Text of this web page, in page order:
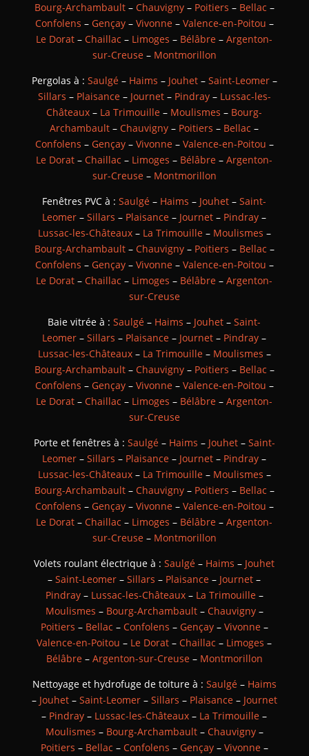
Bourg-Archambault– Chauvigny– Poitiers – Bellac –
Confolens – Gençay– Vivonne– Valence-en-Poitou –
Le Dorat –Chaillac – Limoges – Bélâbre –Argenton-
sur-Creuse– Montmorillon
Pergolas à : Saulgé– Haims – Jouhet– Saint-Leomer–
Sillars – Plaisance– Journet– Pindray– Lussac-les-
Châteaux – La Trimouille – Moulismes – Bourg-
Archambault –Chauvigny – Poitiers – Bellac –
Confolens – Gençay– Vivonne– Valence-en-Poitou –
Le Dorat –Chaillac – Limoges – Bélâbre –Argenton-
sur-Creuse– Montmorillon
Fenêtres PVC à :Saulgé – Haims – Jouhet –Saint-
Leomer –Sillars – Plaisance – Journet – Pindray –
Lussac-les-Châteaux– La Trimouille– Moulismes –
Bourg-Archambault– Chauvigny– Poitiers – Bellac –
Confolens – Gençay– Vivonne– Valence-en-Poitou –
Le Dorat –Chaillac – Limoges – Bélâbre –Argenton-
sur-Creuse
Baie vitrée à :Saulgé – Haims – Jouhet –Saint-
Leomer –Sillars – Plaisance – Journet – Pindray –
Lussac-les-Châteaux– La Trimouille– Moulismes –
Bourg-Archambault– Chauvigny– Poitiers – Bellac –
Confolens – Gençay– Vivonne– Valence-en-Poitou –
Le Dorat –Chaillac – Limoges – Bélâbre –Argenton-
sur-Creuse
Porte et fenêtres à : Saulgé– Haims – Jouhet– Saint-
Leomer –Sillars – Plaisance – Journet – Pindray –
Lussac-les-Châteaux– La Trimouille– Moulismes –
Bourg-Archambault– Chauvigny– Poitiers – Bellac –
Confolens – Gençay– Vivonne– Valence-en-Poitou –
Le Dorat –Chaillac – Limoges – Bélâbre –Argenton-
sur-Creuse– Montmorillon
Volets roulant électrique à :Saulgé – Haims – Jouhet
–Saint-Leomer –Sillars – Plaisance – Journet –
Pindray– Lussac-les-Châteaux– La Trimouille–
Moulismes – Bourg-Archambault– Chauvigny–
Poitiers – Bellac – Confolens – Gençay– Vivonne–
Valence-en-Poitou – Le Dorat –Chaillac – Limoges –
Bélâbre– Argenton-sur-Creuse– Montmorillon
Nettoyage et hydrofuge de toiture à : Saulgé– Haims
– Jouhet– Saint-Leomer– Sillars – Plaisance– Journet
– Pindray – Lussac-les-Châteaux – La Trimouille –
Moulismes – Bourg-Archambault– Chauvigny–
Poitiers – Bellac – Confolens – Gençay– Vivonne–